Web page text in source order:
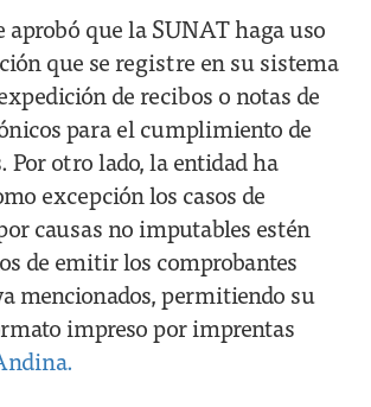
aprobó que la SUNAT haga uso
que se registre en su sistema
de recibos o notas de
para el cumplimiento de
Por otro lado, la entidad ha
excepción los casos de
causas no imputables estén
de emitir los comprobantes
mencionados, permitiendo su
impreso por imprentas